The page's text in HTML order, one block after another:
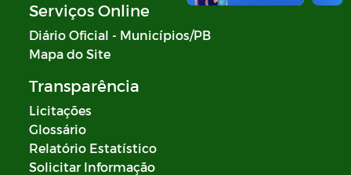
Lei Aldir Blanc
Serviços Online
Diário Oficial - Municípios/PB
Mapa do Site
Transparência
Licitações
Glossário
Relatório Estatístico
Solicitar Informação